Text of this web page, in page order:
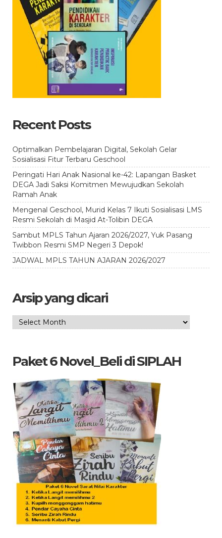
Recent Posts
Optimalkan Pembelajaran Digital, Sekolah Gelar
Sosialisasi Fitur Terbaru Geschool
Peringati Hari Anak Nasional ke-42: Lapangan Basket
DEGA Jadi Saksi Komitmen Mewujudkan Sekolah
Ramah Anak
Mengenal Geschool, Murid Kelas 7 Ikuti Sosialisasi LMS
Resmi Sekolah di Masjid At-Tolibin DEGA
Sambut MPLS Tahun Ajaran 2026/2027, Yuk Pasang
Twibbon Resmi SMP Negeri 3 Depok!
JADWAL MPLS TAHUN AJARAN 2026/2027
Arsip yang dicari
Arsip
Paket 6 Novel_Beli di SIPLAH